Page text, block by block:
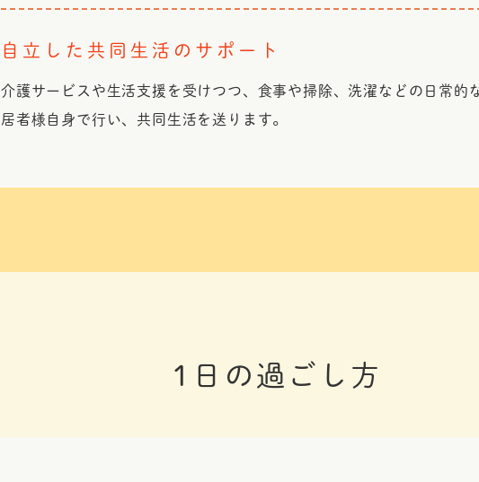
自立した共同生活のサポート
介護サービスや生活支援を受けつつ、食事や掃除、洗濯などの日常的
居者様自身で行い、共同生活を送ります。
1日の過ごし方